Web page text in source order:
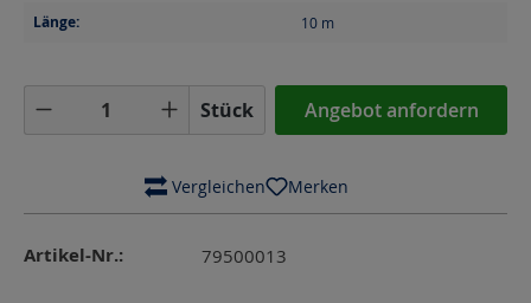
Länge: 10 m
Produkt Anzahl: Gib den gewünschten
Stück Angebot anfordern
Vergleichen Merken
Artikel-Nr.: 79500013